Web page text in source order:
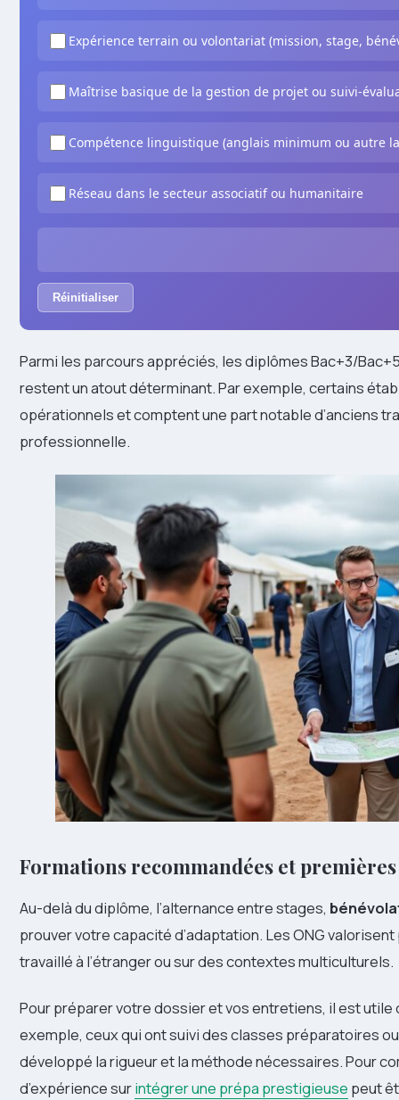
Expérience terrain ou volontariat (mission, stage,
Maîtrise basique de la gestion de projet ou suivi-
Compétence linguistique (anglais minimum ou autre
Réseau dans le secteur associatif ou humanitaire
Réinitialiser
Parmi les parcours appréciés, les diplômes Bac+3/
restent un atout déterminant. Par exemple, certains
opérationnels et comptent une part notable d’anciens
professionnelle.
Formations recommandées et
Au-delà du diplôme, l’alternance entre stages,
prouver votre capacité d’adaptation. Les ONG
travaillé à l’étranger ou sur des contextes multiculturels.
Pour préparer votre dossier et vos entretiens, il est
exemple, ceux qui ont suivi des classes préparatoires
développé la rigueur et la méthode nécessaires. Pour
d’expérience surintégrer une prépa prestigieuse peut